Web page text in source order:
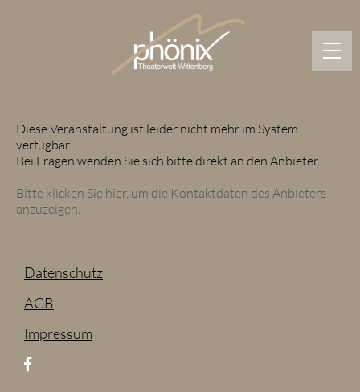
Diese Veranstaltung ist leider nicht mehr im System
verfügbar.
Bei Fragen wenden Sie sich bitte direkt an den Anbieter.
Bitte klicken Sie hier, um die Kontaktdaten des Anbieters
anzuzeigen.
Datenschutz
AGB
Impressum